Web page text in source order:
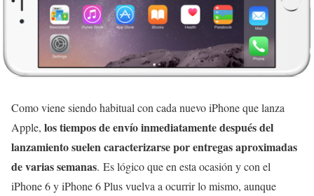
Como viene siendo habitual con cada nuevo iPhone que lanza
Apple, los tiempos de envío inmediatamente después del
lanzamiento suelen caracterizarse por entregas aproximadas
de varias semanas. Es lógico que en esta ocasión y con el
iPhone 6 y iPhone 6 Plus vuelva a ocurrir lo mismo, aunque